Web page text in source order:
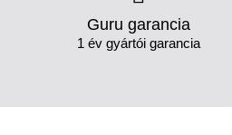
Guru garancia
1 év gyártói garancia